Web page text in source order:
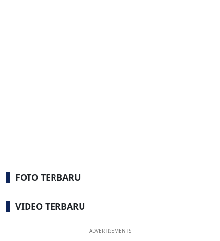
FOTO TERBARU
VIDEO TERBARU
ADVERTISEMENTS